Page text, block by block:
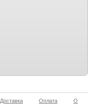
Доставка Оплата
О